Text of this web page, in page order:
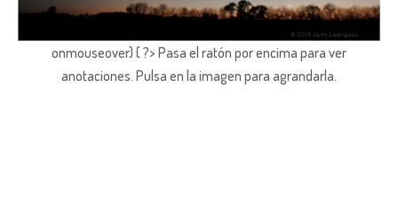
onmouseover) { ?> Pasa el ratón por encima para ver
anotaciones. Pulsa en la imagen para agrandarla.